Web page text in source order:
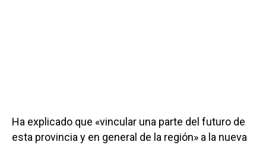
Ha explicado que «vincular una parte del futuro de
esta provincia y en general de la región» a la nueva